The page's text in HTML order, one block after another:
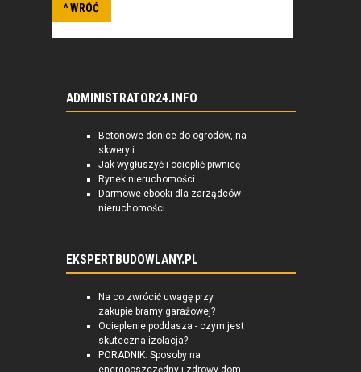
^ WRÓĆ
ADMINISTRATOR24.INFO
Betonowe donice do ogrodów, na
skwery i...
Jak wygłuszyć i ocieplić piwnicę
Rynek nieruchomości
Darmowe ebooki dla zarządców
nieruchomości
EKSPERTBUDOWLANY.PL
Na co zwrócić uwagę przy
zakupie bramy garażowej?
Ocieplenie poddasza - czym jest
skuteczna izolacja?
PORADNIK: Sposoby na
energooszczędny i zdrowy dom